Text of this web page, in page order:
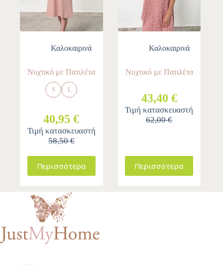
Καλοκαιρινά
Νυχτικό με Πατιλέτα
S L
40,95 €
Τιμή κατασκευαστή
58,50 €
Περισσότερα
Καλοκαιρινά
Νυχτικό με Πατιλέτα
43,40 €
Τιμή κατασκευαστή
62,00 €
Περισσότερα